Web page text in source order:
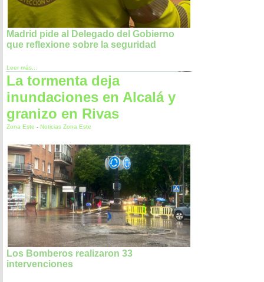
Madrid pide al Delegado del Gobierno
que reflexione sobre la seguridad
Leer más...
La tormenta deja
inundaciones en Alcalá y
granizo en Rivas
Zona Este - Noticias Zona Este
Los Bomberos realizaron 33
intervenciones